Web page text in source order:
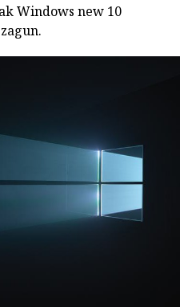
Windows new 10